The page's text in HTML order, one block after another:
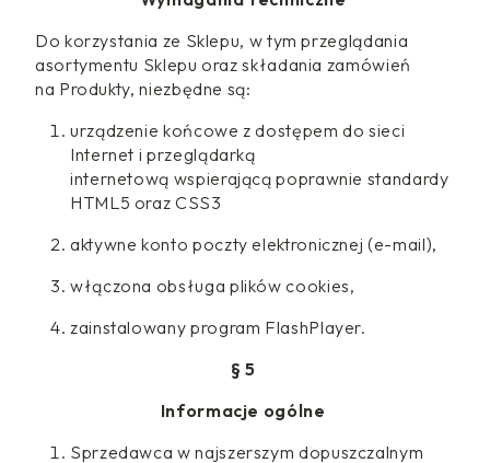
Do korzystania ze Sklepu, w tym przeglądania
asortymentu Sklepu oraz składania zamówień
na Produkty, niezbędne są:
urządzenie końcowe z dostępem do sieci
Internet i przeglądarką
internetową wspierającą poprawnie standardy
HTML5 oraz CSS3
aktywne konto poczty elektronicznej (e-mail),
włączona obsługa plików cookies,
zainstalowany program FlashPlayer.
§ 5
Informacje ogólne
Sprzedawca w najszerszym dopuszczalnym